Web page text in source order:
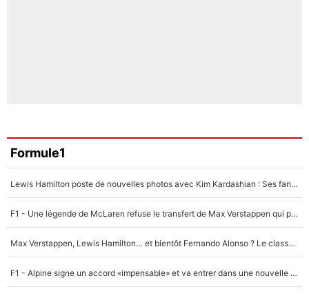
Formule1
Lewis Hamilton poste de nouvelles photos avec Kim Kardashian : Ses fans le voient déjà redevenir champion du monde de F1 grâce à elle !
F1 - Une légende de McLaren refuse le transfert de Max Verstappen qui pourrait «faire des vagues» et plomber l'ambiance dans l'équipe
Max Verstappen, Lewis Hamilton… et bientôt Fernando Alonso ? Le classement des pilotes les mieux payés en Formule 1 risque de changer !
F1 - Alpine signe un accord «impensable» et va entrer dans une nouvelle dimension : Grande nouvelle pour Pierre Gasly !